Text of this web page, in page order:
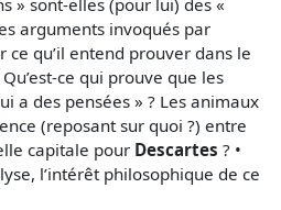
arguments invoqués par
qu’il entend prouver dans le
ce qui prouve que les
a des pensées » ? Les animaux
(reposant sur quoi ?) entre
capitale pour Descartes ? •
l’intérêt philosophique de ce